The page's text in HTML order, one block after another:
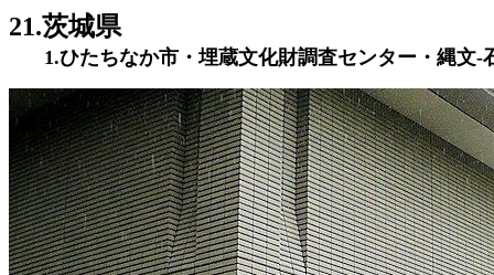
21.茨城県
1.ひたちなか市・埋蔵文化財調査センター・縄文-